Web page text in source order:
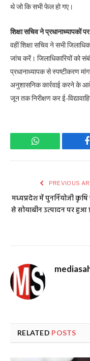
थे जो कि सभी फेल हो गए।
शिक्षा सचिव ने प्रधानाध्यापकों
वहीं शिक्षा सचिव ने सभी
जांच करें। जिलाधिकारियों को
प्रधानाध्यापक से स्पष्टीकरण
अनुशासनिक कार्रवाई करने के
जून तक निरीक्षण कर ई-
WhatsApp
PREVIOUS
मध्यप्रदेश में पुनर्नियोजी कृषि
से सोयाबीन उत्पादन पर हुआ
RELATED POSTS